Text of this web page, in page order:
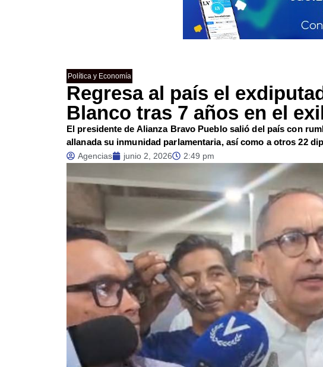
Política y Economía
Regresa al país el
Blanco tras 7 años en el
El presidente de Alianza Bravo Pueblo salió del país con
allanada su inmunidad parlamentaria, así como a otros 22
Agencias junio 2, 2026 2:49 pm